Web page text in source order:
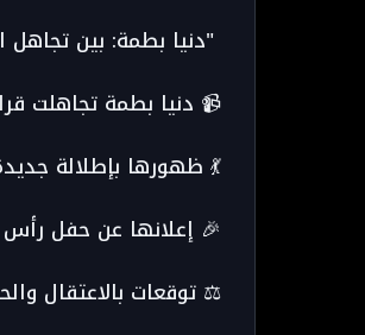
"دنيا بطمة: بين
📹 دنيا بطمة تجاهلت
💃 ظهورها بإطلالة
🎉 إعلانها عن حفل
⚖️ توقعات بالاعتقال